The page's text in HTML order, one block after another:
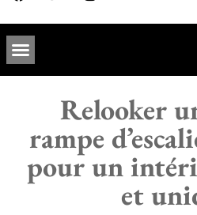
Relooker
rampe
pour un
et